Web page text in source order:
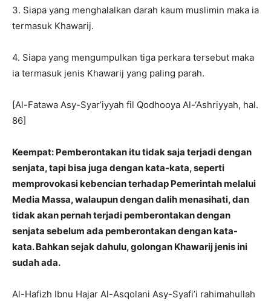
3. Siapa yang menghalalkan darah kaum muslimin maka ia
termasuk Khawarij.
4. Siapa yang mengumpulkan tiga perkara tersebut maka
ia termasuk jenis Khawarij yang paling parah.
[Al-Fatawa Asy-Syar’iyyah fil Qodhooya Al-‘Ashriyyah, hal.
86]
Keempat: Pemberontakan itu tidak saja terjadi dengan
senjata, tapi bisa juga dengan kata-kata, seperti
memprovokasi kebencian terhadap Pemerintah melalui
Media Massa, walaupun dengan dalih menasihati, dan
tidak akan pernah terjadi pemberontakan dengan
senjata sebelum ada pemberontakan dengan kata-
kata. Bahkan sejak dahulu, golongan Khawarij jenis ini
sudah ada.
Al-Hafizh Ibnu Hajar Al-Asqolani Asy-Syafi’i rahimahullah